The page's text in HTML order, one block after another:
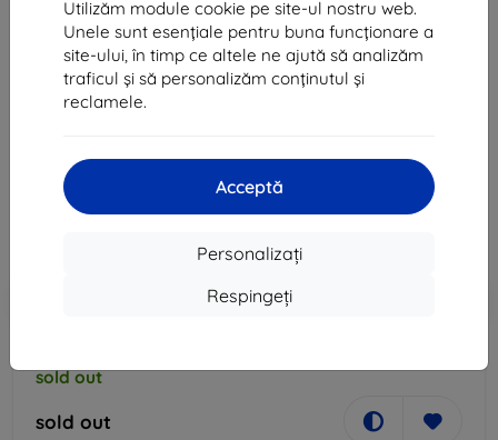
Utilizăm module cookie pe site-ul nostru web.
Unele sunt esențiale pentru buna funcționare a
site-ului, în timp ce altele ne ajută să analizăm
traficul și să personalizăm conținutul și
reclamele.
Acceptă
Personalizați
Respingeți
Huse SAMSUNG PUZDRO CLEAR COVER PRE
GALAXY A3 2016 (EF-QA310CFEGWW), GOLD
130 lei
117 lei
Reducere cu cuponEXTRA10
sold out
sold out